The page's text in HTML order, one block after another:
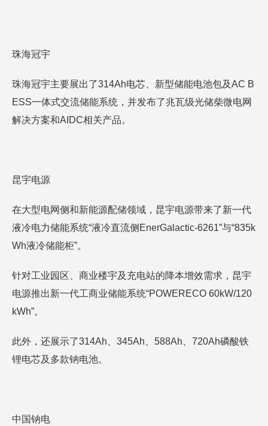
珠海冠宇
珠海冠宇主要展出了314Ah电芯、新型储能电池包及AC B
ESS一体式交流储能系统，并发布了兆瓦级光储柴微电网
解决方案和AIDC相关产品。
昆宇电源
在大型电网侧和新能源配储领域，昆宇电源带来了新一代
液冷电力储能系统“液冷直流侧EnerGalactic-6261”与“835k
Wh液冷储能柜”。
针对工业园区、商业楼宇及充电站的降本增效需求，昆宇
电源推出新一代工商业储能系统“POWERECO 60kW/120
kWh”。
此外，还展示了314Ah、345Ah、588Ah、720Ah磷酸铁
锂电芯及多款钠电池。
中国钠电